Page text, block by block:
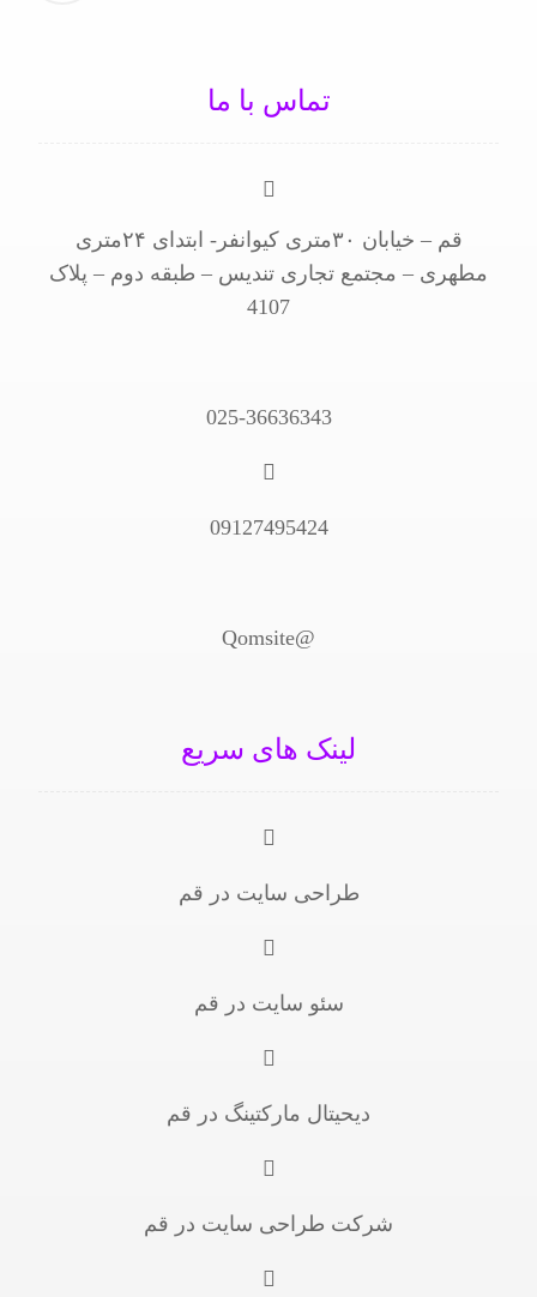
تماس با ما
قم – خیابان ۳۰متری کیوانفر- ابتدای ۲۴متری
مطهری – مجتمع تجاری تندیس – طبقه دوم – پلاک
4107
025-36636343
09127495424
@Qomsite
لینک های سریع
طراحی سایت در قم
سئو سایت در قم
دیحیتال مارکتینگ در قم
شرکت طراحی سایت در قم